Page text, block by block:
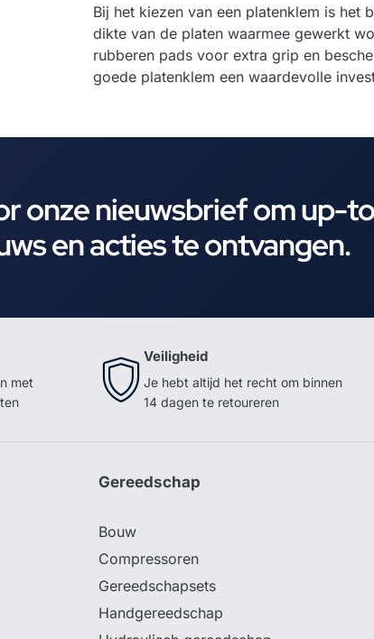
Bij het kiezen van een platenklem is het
dikte van de platen waarmee gewerkt
rubberen pads voor extra grip en
goede platenklem een waardevolle
onze nieuwsbrief om up-
en acties te ontvangen.
met
Veiligheid
Je hebt altijd het recht om binnen
14 dagen te retoureren
Gereedschap
Bouw
Compressoren
Gereedschapsets
Handgereedschap